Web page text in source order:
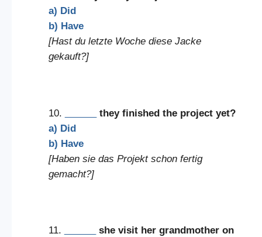
a) Did
b) Have
[Hast du letzte Woche diese Jacke
gekauft?]
10.
they finished the project yet?
a) Did
b) Have
[Haben sie das Projekt schon fertig
gemacht?]
11.
she visit her grandmother on